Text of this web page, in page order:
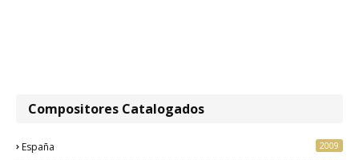
Compositores Catalogados
España 2009